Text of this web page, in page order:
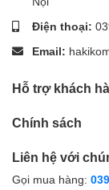
Điện thoại:
Email:
Hỗ trợ khách
Chính sách
Liên hệ với
Gọi mua hàng: